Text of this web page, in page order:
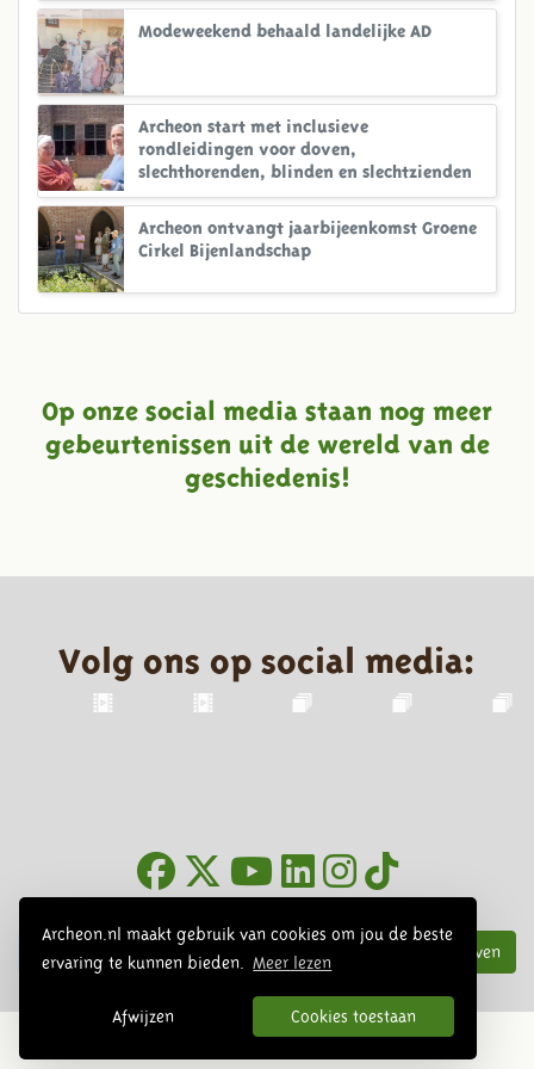
Archeon.nl maakt gebruik van cookies om jou de beste
ervaring te kunnen bieden.
Meer lezen
Afwijzen Cookies toestaan
Modeweekend behaald landelijke AD
Archeon start met inclusieve
rondleidingen voor doven,
slechthorenden, blinden en slechtzienden
Archeon ontvangt jaarbijeenkomst Groene
Cirkel Bijenlandschap
Op onze social media staan nog meer
gebeurtenissen uit de wereld van de
geschiedenis!
Volg ons op social media:
Inschrijven